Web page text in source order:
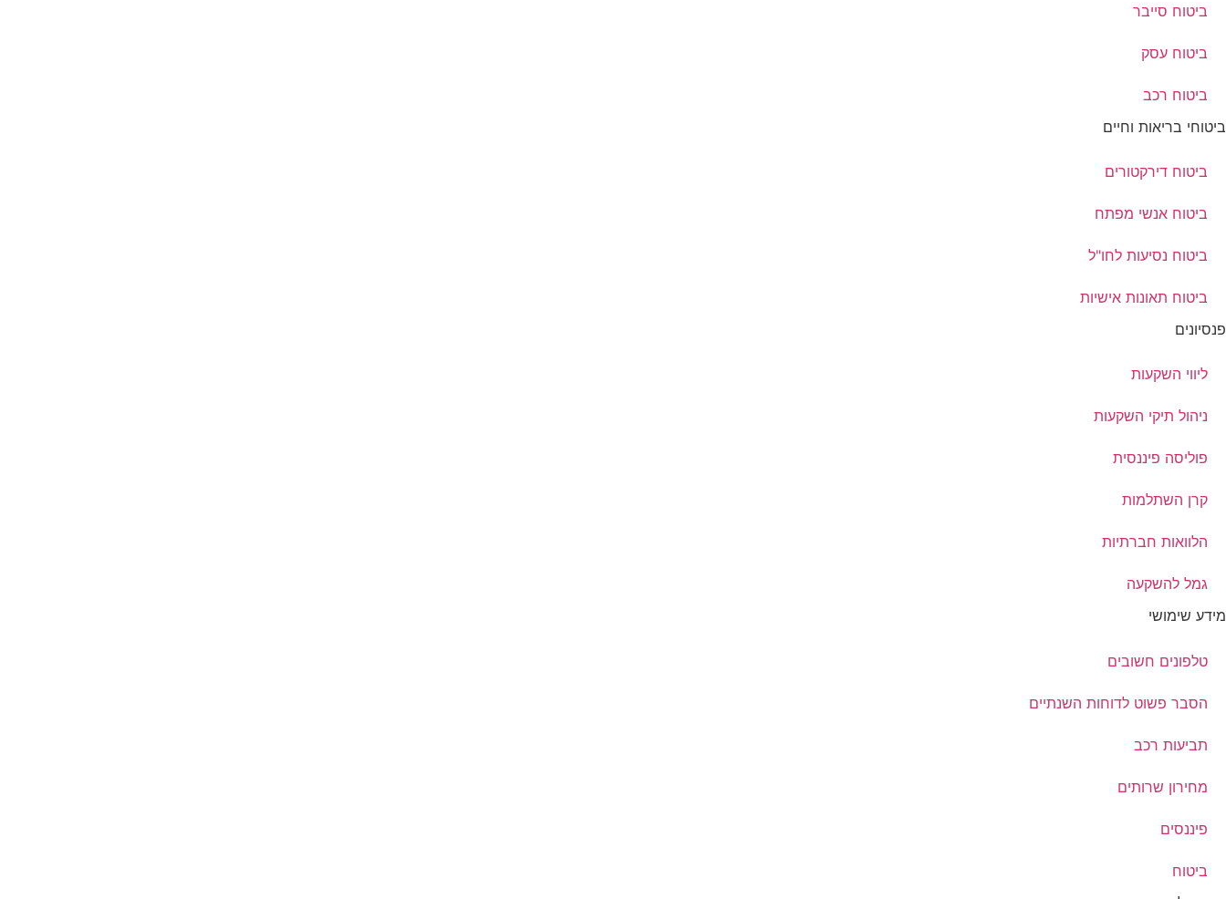
ביטוח סייבר
ביטוח עסק
ביטוח רכב
ביטוחי בריאות וחיים
ביטוח דירקטורים
ביטוח אנשי מפתח
ביטוח נסיעות לחו"ל
ביטוח תאונות אישיות
פנסיונים
ליווי השקעות
ניהול תיקי השקעות
פוליסה פיננסית
קרן השתלמות
הלוואות חברתיות
גמל להשקעה
מידע שימושי
טלפונים חשובים
הסבר פשוט לדוחות השנתיים
תביעות רכב
מחירון שרותים
פיננסים
ביטוח